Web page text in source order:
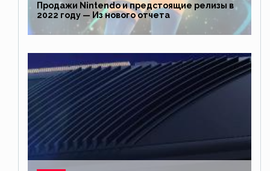
Продажи Nintendo и предстоящие релизы в
2022 году — Из нового отчета